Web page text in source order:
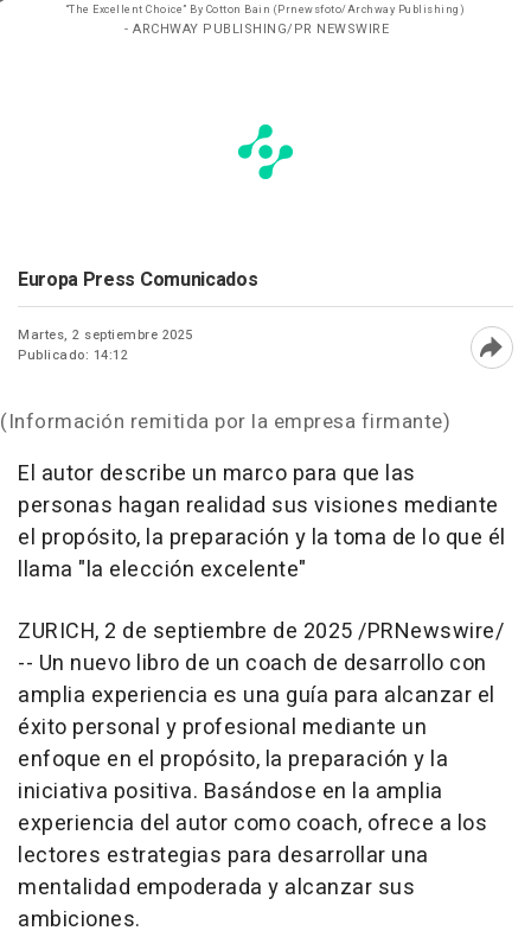
“The Excellent Choice” By Cotton Bain (Prnewsfoto/Archway Publishing)
- ARCHWAY PUBLISHING/PR NEWSWIRE
Europa Press Comunicados
Martes, 2 septiembre 2025
Publicado: 14:12
(Información remitida por la empresa firmante)
El autor describe un marco para que las
personas hagan realidad sus visiones mediante
el propósito, la preparación y la toma de lo que él
llama "la elección excelente"
ZURICH, 2 de septiembre de 2025/PRNewswire/
-- Un nuevo libro de un coach de desarrollo con
amplia experiencia es una guía para alcanzar el
éxito personal y profesional mediante un
enfoque en el propósito, la preparación y la
iniciativa positiva. Basándose en la amplia
experiencia del autor como coach, ofrece a los
lectores estrategias para desarrollar una
mentalidad empoderada y alcanzar sus
ambiciones.